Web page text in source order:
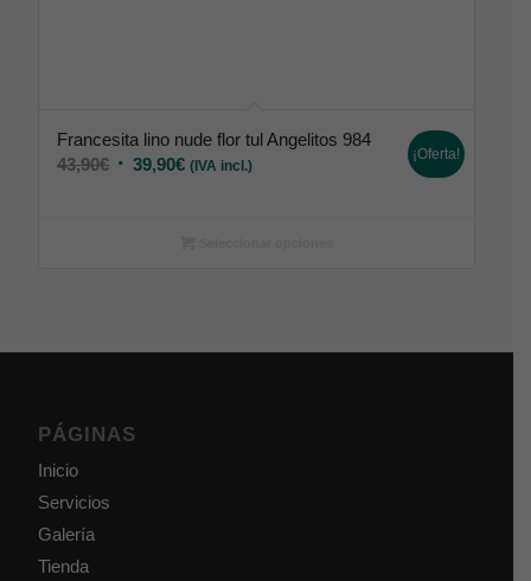
Francesita lino nude flor tul Angelitos 984
43,90€ 39,90€ (IVA incl.)
¡Oferta!
PÁGINAS
Inicio
Servicios
Galería
Tienda